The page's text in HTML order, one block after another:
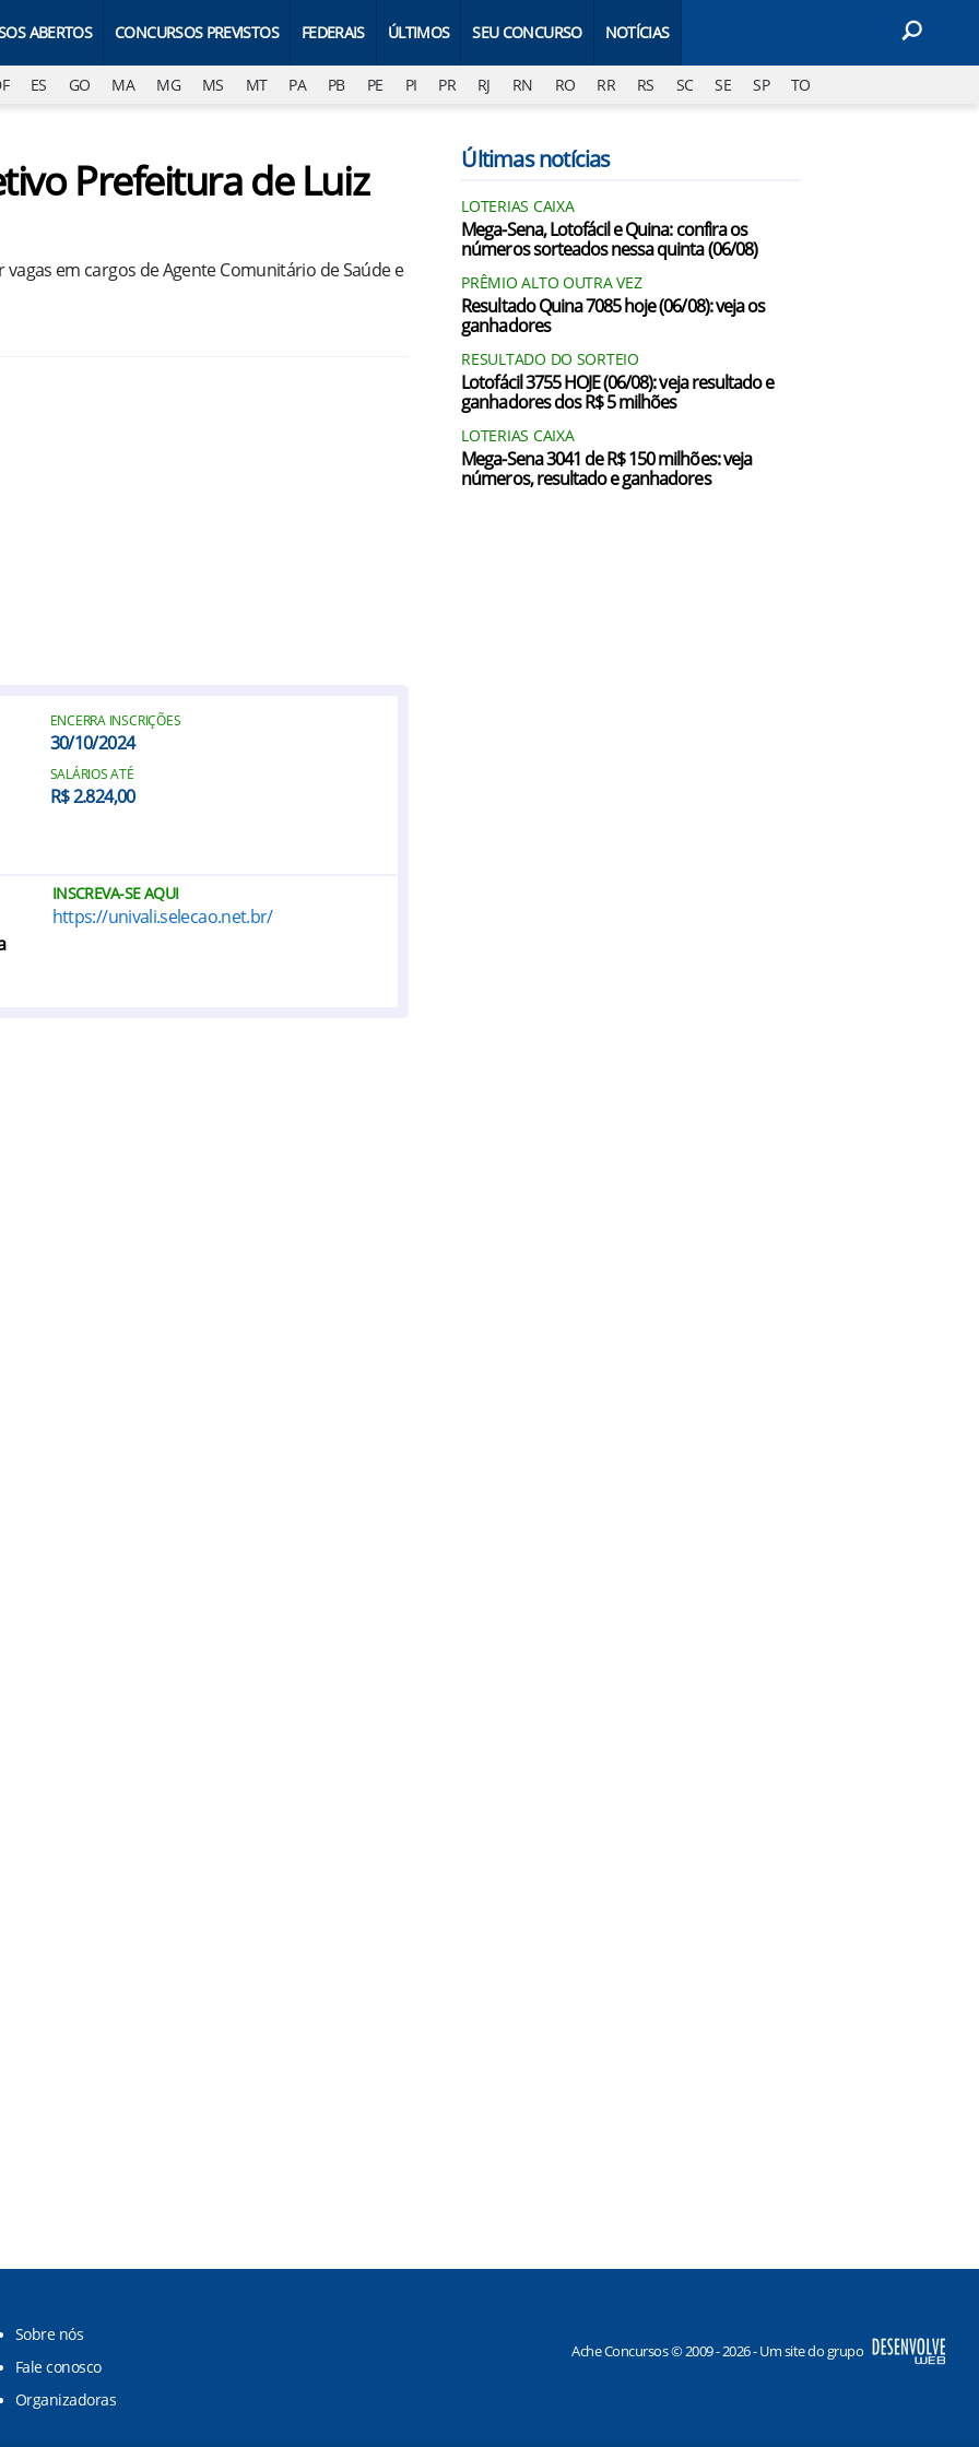
ABERTOS CONCURSOS PREVISTOS FEDERAIS ÚLTIMOS SEU CONCURSO NOTÍCIAS
ES GO MA MG MS MT PA PB PE PI PR RJ RN RO RR RS SC SE SP TO
Prefeitura de Luiz
em cargos de Agente Comunitário de Saúde e
ENCERRA INSCRIÇÕES
30/10/2024
SALÁRIOS ATÉ
R$ 2.824,00
INSCREVA-SE AQUI
https://univali.selecao.net.br/
Últimas notícias
LOTERIAS CAIXA
Mega-Sena, Lotofácil e Quina: confira os
números sorteados nessa quinta (06/08)
PRÊMIO ALTO OUTRA VEZ
Resultado Quina 7085 hoje (06/08): veja os
ganhadores
RESULTADO DO SORTEIO
Lotofácil 3755 HOJE (06/08): veja resultado e
ganhadores dos R$ 5 milhões
LOTERIAS CAIXA
Mega-Sena 3041 de R$ 150 milhões: veja
números, resultado e ganhadores
Sobre nós
Fale conosco
Organizadoras
Ache Concursos © 2009 - 2026 - Um site do grupo